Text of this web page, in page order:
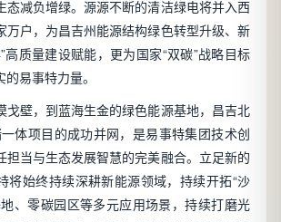
态减负增绿。源源不断的清洁绿电将并入西
万户，为昌吉州能源结构绿色转型升级、新
高质量建设赋能，更为国家“双碳”战略目标
易事特力量。
戈壁，到蓝海生金的绿色能源基地，昌吉北
体项目的成功并网，是易事特集团技术创
担当与生态发展智慧的完美融合。立足新的
将始终持续深耕新能源领域，持续开拓“沙
、零碳园区等多元应用场景，持续打磨光